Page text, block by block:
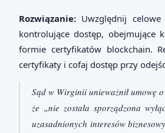
Rozwiązanie: Uwzględnij
kontrolujące dostęp, obejmujące
formie certyfikatów blockchain.
certyfikaty i cofaj dostęp przy
Sąd w Wirginii unieważnił umowę
że „nie została sporządzona
uzasadnionych interesów